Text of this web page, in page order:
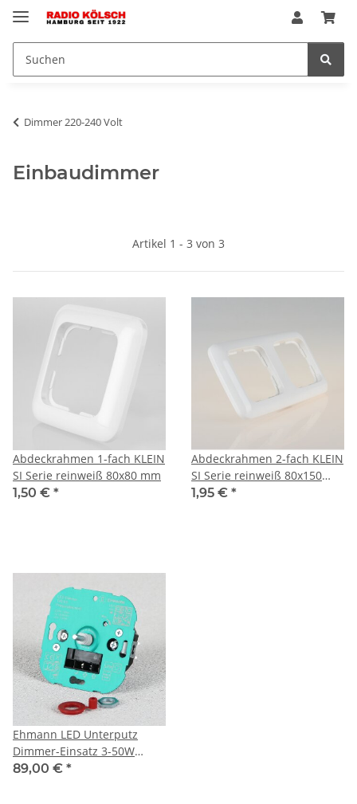
Dimmer 220-240 Volt
Einbaudimmer
Artikel 1 - 3 von 3
Abdeckrahmen 1-fach KLEIN
SI Serie reinweiß 80x80 mm
1,50 € *
Abdeckrahmen 2-fach KLEIN
SI Serie reinweiß 80x150
mm
1,95 € *
Ehmann LED Unterputz
Dimmer-Einsatz 3-50W
Phasenabschnitt
89,00 € *